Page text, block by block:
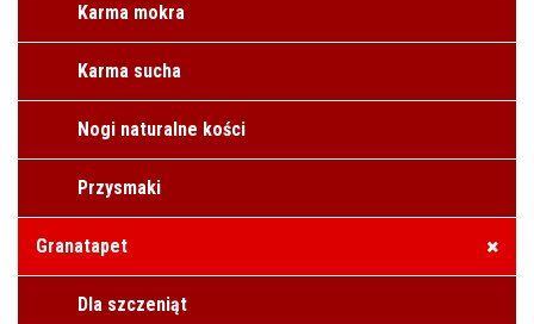
Karma mokra
Karma sucha
Nogi naturalne kości
Przysmaki
Granatapet
Dla szczeniąt